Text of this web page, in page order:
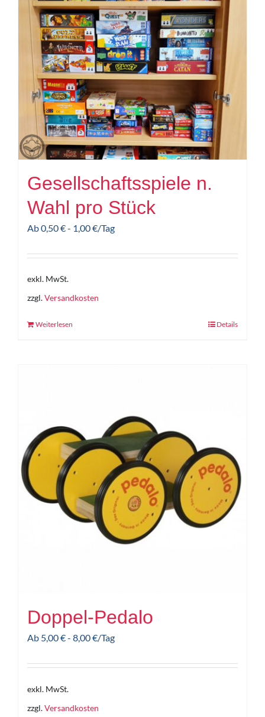
Gesellschaftsspiele n.
Wahl pro Stück
Ab0,50€- 1,00€/Tag
exkl. MwSt.
zzgl.Versandkosten
Weiterlesen Details
Doppel-Pedalo
Ab 5,00€- 8,00€/Tag
exkl. MwSt.
zzgl.Versandkosten